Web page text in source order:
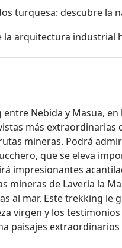
turquesa: descubre la
la arquitectura industrial
Nebida y Masua,
más extraordinarias
mineras. Podrá
que se eleva
impresionantes
mineras de Laveria la
al mar. Este trekking le
virgen y los
paisajes